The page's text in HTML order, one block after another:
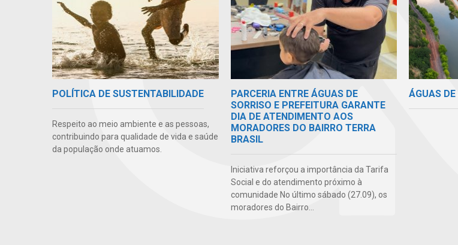
POLÍTICA DE SUSTENTABILIDADE
Respeito ao meio ambiente e as pessoas,
contribuindo para qualidade de vida e saúde
da população onde atuamos.
PARCERIA ENTRE ÁGUAS DE
SORRISO E PREFEITURA GARANTE
DIA DE ATENDIMENTO AOS
MORADORES DO BAIRRO TERRA
BRASIL
Iniciativa reforçou a importância da Tarifa
Social e do atendimento próximo à
comunidade No último sábado (27.09), os
moradores do Bairro...
ÁGUAS